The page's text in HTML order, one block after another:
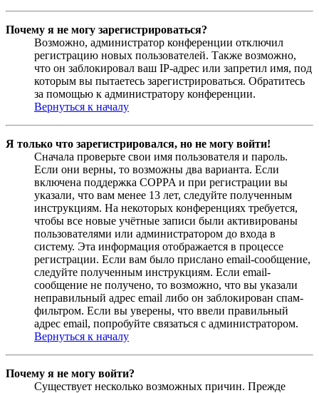
Почему я не могу зарегистрироваться?
Возможно, администратор конференции отключил
регистрацию новых пользователей. Также возможно,
что он заблокировал ваш IP-адрес или запретил имя, под
которым вы пытаетесь зарегистрироваться. Обратитесь
за помощью к администратору конференции.
Вернуться к началу
Я только что зарегистрировался, но не могу войти!
Сначала проверьте свои имя пользователя и пароль.
Если они верны, то возможны два варианта. Если
включена поддержка COPPA и при регистрации вы
указали, что вам менее 13 лет, следуйте полученным
инструкциям. На некоторых конференциях требуется,
чтобы все новые учётные записи были активированы
пользователями или администратором до входа в
систему. Эта информация отображается в процессе
регистрации. Если вам было прислано email-сообщение,
следуйте полученным инструкциям. Если email-
сообщение не получено, то возможно, что вы указали
неправильный адрес email либо он заблокирован спам-
фильтром. Если вы уверены, что ввели правильный
адрес email, попробуйте связаться с администратором.
Вернуться к началу
Почему я не могу войти?
Существует несколько возможных причин. Прежде